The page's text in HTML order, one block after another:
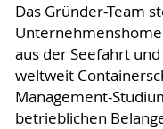
Das Gründer-Team
aus der Seefahrt
weltweit
Management-
betrieblichen